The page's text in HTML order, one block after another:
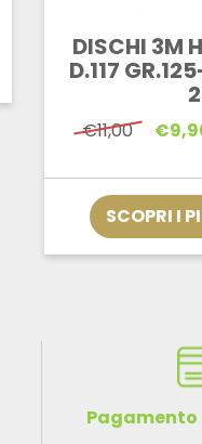
DISCHI 3M
D.117
€11,00 €
SCOPRI I
Pagamento